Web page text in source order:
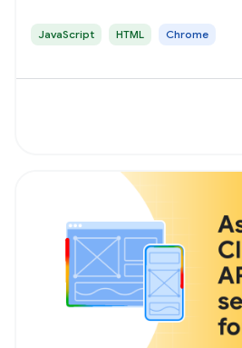
JavaScript HTML Chrome